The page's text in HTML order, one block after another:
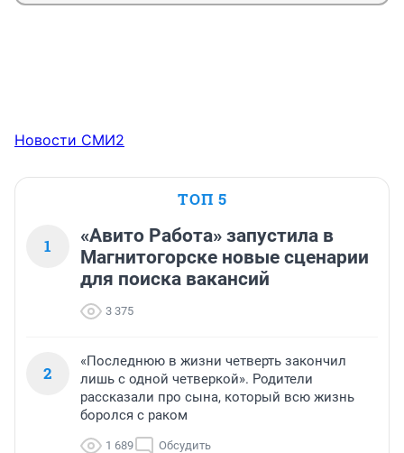
Новости СМИ2
ТОП 5
1
«Авито Работа» запустила в
Магнитогорске новые сценарии
для поиска вакансий
3 375
2
«Последнюю в жизни четверть закончил
лишь с одной четверкой». Родители
рассказали про сына, который всю жизнь
боролся с раком
1 689 Обсудить